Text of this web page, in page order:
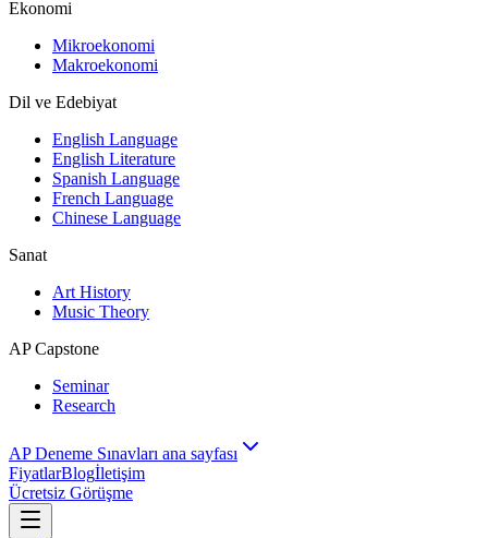
Ekonomi
Mikroekonomi
Makroekonomi
Dil ve Edebiyat
English Language
English Literature
Spanish Language
French Language
Chinese Language
Sanat
Art History
Music Theory
AP Capstone
Seminar
Research
AP Deneme Sınavları ana sayfası
FiyatlarBlogİletişim
Ücretsiz Görüşme